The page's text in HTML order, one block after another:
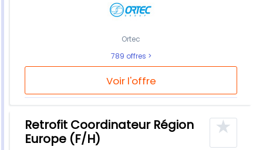
Voir l'offre
Ortec
789 offres
Retrofit Coordinateur Région
Europe (F/H)
★